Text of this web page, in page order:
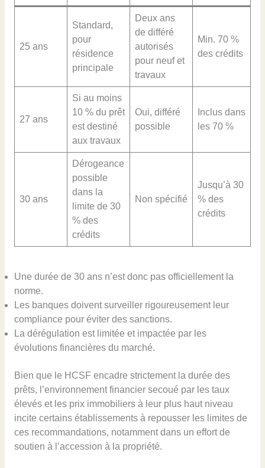
25 ans
Standard,
pour
résidence
principale
Deux ans
de différé
autorisés
pour neuf et
travaux
Min. 70 %
des crédits
27 ans
Si au moins
10 % du prêt
est destiné
aux travaux
Oui, différé
possible
Inclus dans
les 70 %
30 ans
Dérogeance
possible
dans la
limite de 30
% des
crédits
Non spécifié
Jusqu’à 30
% des
crédits
Une durée de 30 ans n’est donc pas officiellement la
norme.
Les banques doivent surveiller rigoureusement leur
compliance pour éviter des sanctions.
La dérégulation est limitée et impactée par les
évolutions financières du marché.
Bien que le HCSF encadre strictement la durée des
prêts, l’environnement financier secoué par les taux
élevés et les prix immobiliers à leur plus haut niveau
incite certains établissements à repousser les limites de
ces recommandations, notamment dans un effort de
soutien à l’accession à la propriété.